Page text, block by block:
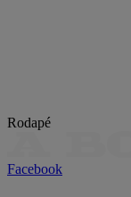
Rodapé
Facebook